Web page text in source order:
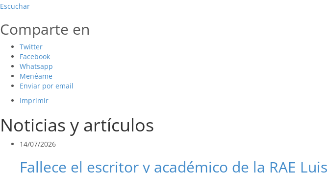
Escuchar
Comparte en
Twitter
Facebook
Whatsapp
Menéame
Enviar por email
Imprimir
Noticias y artículos
14/07/2026
Fallece el escritor y académico de la RAE